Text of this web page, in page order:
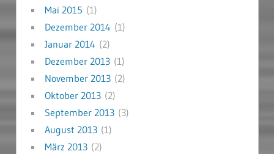
Mai 2015 (1)
Dezember 2014 (1)
Januar 2014 (2)
Dezember 2013(1)
November 2013(2)
Oktober 2013(2)
September 2013(3)
August 2013(1)
März 2013(2)